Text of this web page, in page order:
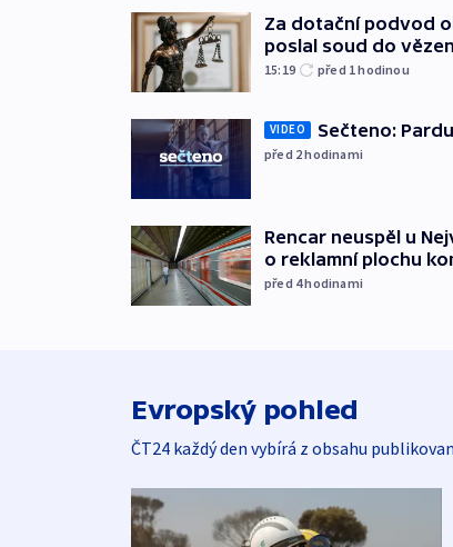
Za dotační podvod
poslal soud do
15:19 před 1hodinou
VIDEO Sečteno:
před 2hodinami
Rencar neuspěl u
o reklamní plochu
před 4hodinami
Evropský pohled
ČT24 každý den vybírá z obsahu